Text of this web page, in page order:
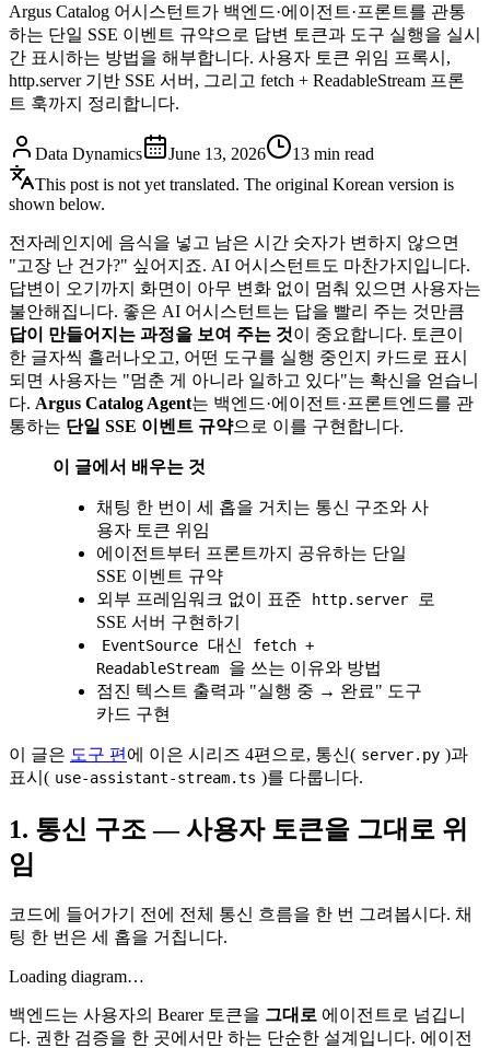
Argus Catalog 어시스턴트가 백엔드·에이전트·프론트를 관통
하는 단일 SSE 이벤트 규약으로 답변 토큰과 도구 실행을 실시
간 표시하는 방법을 해부합니다. 사용자 토큰 위임 프록시,
http.server 기반 SSE 서버, 그리고 fetch + ReadableStream 프론
트 훅까지 정리합니다.
Data Dynamics June 13, 2026 13 min read
This post is not yet translated. The original Korean version is
shown below.
전자레인지에 음식을 넣고 남은 시간 숫자가 변하지 않으면
"고장 난 건가?" 싶어지죠. AI 어시스턴트도 마찬가지입니다.
답변이 오기까지 화면이 아무 변화 없이 멈춰 있으면 사용자는
불안해집니다. 좋은 AI 어시스턴트는 답을 빨리 주는 것만큼
답이 만들어지는 과정을 보여 주는 것이 중요합니다. 토큰이
한 글자씩 흘러나오고, 어떤 도구를 실행 중인지 카드로 표시
되면 사용자는 "멈춘 게 아니라 일하고 있다"는 확신을 얻습니
다. Argus Catalog Agent는 백엔드·에이전트·프론트엔드를 관
통하는 단일 SSE 이벤트 규약으로 이를 구현합니다.
이 글에서 배우는 것
채팅 한 번이 세 홉을 거치는 통신 구조와 사
용자 토큰 위임
에이전트부터 프론트까지 공유하는 단일
SSE 이벤트 규약
외부 프레임워크 없이 표준
http.server
로
SSE 서버 구현하기
EventSource 대신
fetch +
ReadableStream
을 쓰는 이유와 방법
점진 텍스트 출력과 "실행 중 → 완료" 도구
카드 구현
이 글은 도구 편 에 이은 시리즈 4편으로, 통신( server.py )과
표시( use-assistant-stream.ts )를 다룹니다.
1. 통신 구조 — 사용자 토큰을 그대로 위
임
코드에 들어가기 전에 전체 통신 흐름을 한 번 그려봅시다. 채
팅 한 번은 세 홉을 거칩니다.
Loading diagram…
백엔드는 사용자의 Bearer 토큰을 그대로 에이전트로 넘깁니
다. 권한 검증을 한 곳에서만 하는 단순한 설계입니다. 에이전